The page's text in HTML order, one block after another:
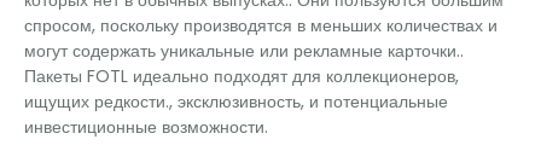
спросом, поскольку производятся в меньших количествах и
могут содержать уникальные или рекламные карточки..
Пакеты FOTL идеально подходят для коллекционеров,
ищущих редкости., эксклюзивность, и потенциальные
инвестиционные возможности.